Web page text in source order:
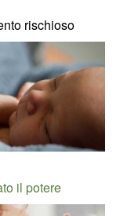
rischioso
il potere